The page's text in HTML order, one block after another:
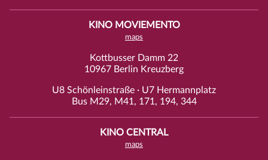
KINO MOVIEMENTO
maps
Kottbusser Damm 22
10967 Berlin Kreuzberg
U8 Schönleinstraße · U7 Hermannplatz
Bus M29, M41, 171, 194, 344
KINO CENTRAL
maps